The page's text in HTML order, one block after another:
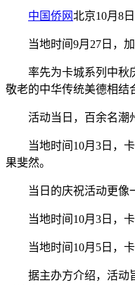
中国侨网北京10月8
当地时间9月27日，
率先为卡城系列中秋庆
敬老的中华传统美德相结
活动当日，百余名潮州
当地时间10月3日，卡
果斐然。
当日的庆祝活动更像一
当地时间10月3日，
当地时间10月5日，卡
据主办方介绍，活动旨